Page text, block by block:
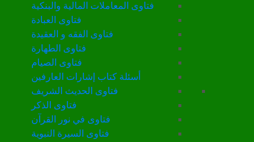
فتاوى المعاملات المالية والبنكية
فتاوى العبادة
فتاوى الفقه و العقيدة
فتاوى الطهارة
فتاوى الصيام
أسئلة كتاب إشارات العارفين
فتاوى الحديث الشريف
فتاوى الذكر
فتاوى في نور القرآن
فتاوى السيرة النبوية